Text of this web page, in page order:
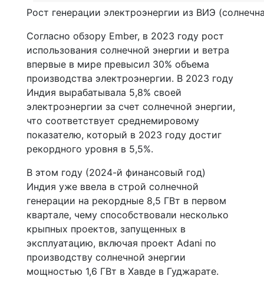
Рост генерации электроэнергии из ВИЭ
Согласно обзору Ember, в 2023 году рост
использования солнечной энергии и ветра
впервые в мире превысил 30% объема
производства электроэнергии. В 2023 году
Индия вырабатывала 5,8% своей
электроэнергии за счет солнечной энергии,
что соответствует среднемировому
показателю, который в 2023 году достиг
рекордного уровня в 5,5%.
В этом году (2024-й финансовый год)
Индия уже ввела в строй солнечной
генерации на рекордные 8,5 ГВт в первом
квартале, чему способствовали несколько
крыпных проектов, запущенных в
эксплуатацию, включая проект Adani по
производству солнечной энергии
мощностью 1,6 ГВт в Хавде в Гуджарате.